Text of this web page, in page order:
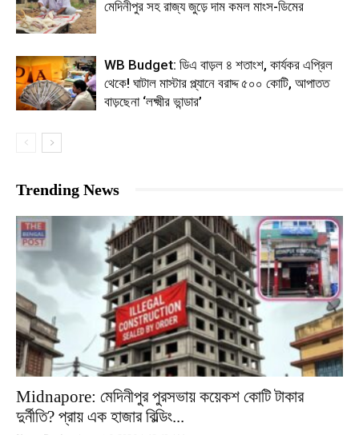
মেদিনীপুর সহ রাজ্য জুড়ে দাম কমল মাংস-ডিমের
WB Budget: ডিএ বাড়ল ৪ শতাংশ, কার্যকর এপ্রিল
থেকে! ঘাটাল মাস্টার প্ল্যানে বরাদ্দ ৫০০ কোটি, আপাতত
বাড়ছেনা ‘লক্ষ্মীর ভান্ডার’
Trending News
Midnapore: মেদিনীপুর পুরসভায় কয়েকশ কোটি টাকার
দুর্নীতি? প্রায় এক হাজার বিল্ডিং...